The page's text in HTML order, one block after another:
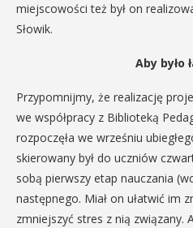
miejscowości też był on
Słowik.
Aby było
Przypomnijmy, że realizację
we współpracy z Biblioteką
rozpoczęła we wrześniu
skierowany był do uczniów
sobą pierwszy etap nauczania
następnego. Miał on ułatwić im
zmniejszyć stres z nią związany.